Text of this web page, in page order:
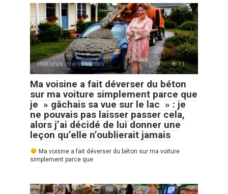
Histoires Intéressantes 0 11
Ma voisine a fait déverser du béton
sur ma voiture simplement parce que
je » gâchais sa vue sur le lac » : je
ne pouvais pas laisser passer cela,
alors j’ai décidé de lui donner une
leçon qu’elle n’oublierait jamais
Ma voisine a fait déverser du béton sur ma voiture
simplement parce que